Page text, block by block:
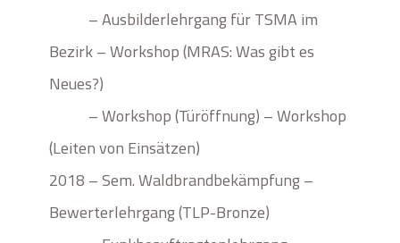
– Ausbilderlehrgang für TSMA im
Bezirk – Workshop (MRAS: Was gibt es
Neues?)
– Workshop (Türöffnung) – Workshop
(Leiten von Einsätzen)
2018 – Sem. Waldbrandbekämpfung –
Bewerterlehrgang (TLP-Bronze)